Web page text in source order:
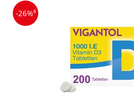
Sale
Körperpflege & Kosmetik
-26%4